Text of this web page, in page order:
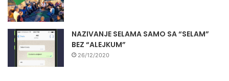
NAZIVANJE SELAMA SAMO SA “SELAM”
BEZ “ALEJKUM”
26/12/2020